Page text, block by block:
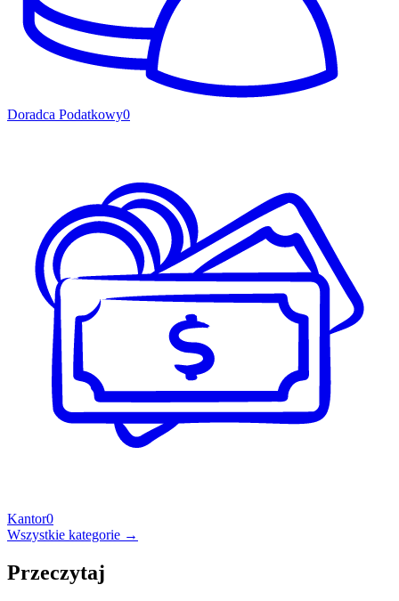
Doradca Podatkowy0
Kantor0
Wszystkie kategorie →
Przeczytaj